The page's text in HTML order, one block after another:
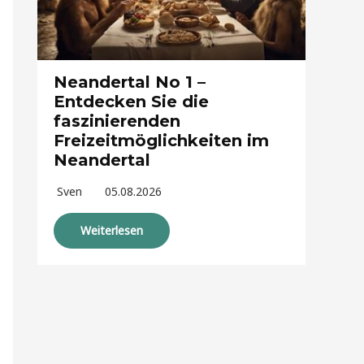
Neandertal No 1 –
Entdecken Sie die
faszinierenden
Freizeitmöglichkeiten im
Neandertal
Sven 05.08.2026
Weiterlesen